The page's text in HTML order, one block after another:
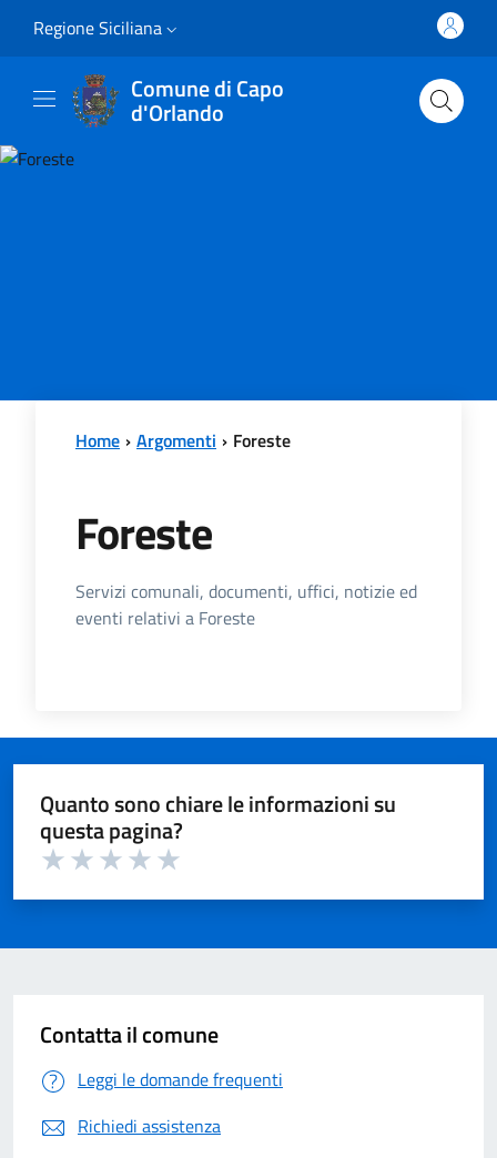
Regione Siciliana
Comune di Capo
d'Orlando
Home Argomenti Foreste
Foreste
Dettagli dell'Argomento
Servizi comunali, documenti, uffici, notizie ed
eventi relativi a Foreste
Quanto sono chiare le informazioni su
questa pagina?
Contatta il comune
Leggi le domande frequenti
Richiedi assistenza